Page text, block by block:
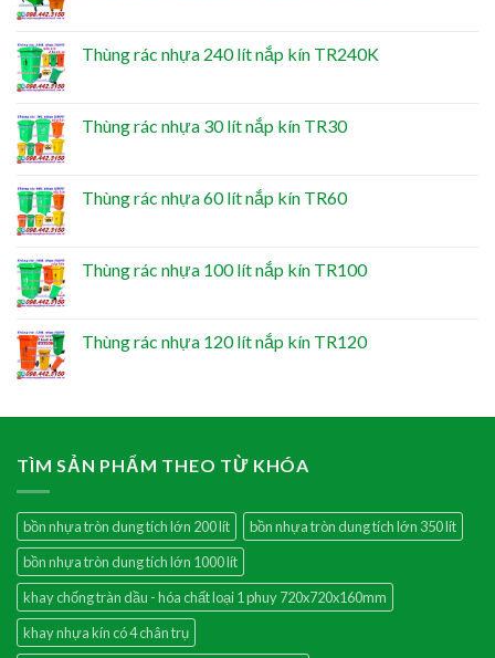
Thùng rác nhựa 240 lít nắp kín TR240K
Thùng rác nhựa 30 lít nắp kín TR30
Thùng rác nhựa 60 lít nắp kín TR60
Thùng rác nhựa 100 lít nắp kín TR100
Thùng rác nhựa 120 lít nắp kín TR120
TÌM SẢN PHẨM THEO TỪ KHÓA
bồn nhựa tròn dung tích lớn 200 lít
bồn nhựa tròn dung tích lớn 350 lít
bồn nhựa tròn dung tích lớn 1000 lít
khay chống tràn dầu - hóa chất loại 1 phuy 720x720x160mm
khay nhựa kín có 4 chân trụ